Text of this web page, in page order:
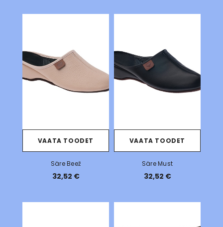
VAATA TOODET
Säre Beež
32,52 €
VAATA TOODET
Säre Must
32,52 €